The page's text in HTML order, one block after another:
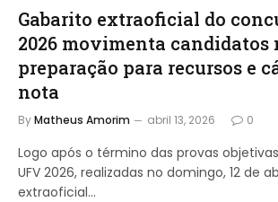
Gabarito extraoficial do
2026 movimenta candidatos
preparação para recursos e
nota
ByMatheus Amorim abril 13, 2026 0
Logo após o término das provas
UFV 2026, realizadas no domingo, 12 de
extraoficial…